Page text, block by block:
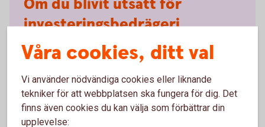
Om du blivit utsatt för
investeringsbedrägeri
Gör en polisanmälan(polisen.se)
.
banken att utreda vad som hänt, vilket kan hjälpa
andra som annars riskerar att drabbas på liknande
sätt.Kontakta oss på banken
Våra cookies, ditt val
Vi använder nödvändiga cookies eller liknande
tekniker för att webbplatsen ska fungera för dig. Det
finns även cookies du kan välja som förbättrar din
upplevelse: